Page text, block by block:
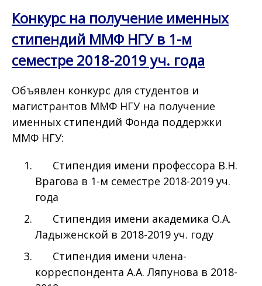
Конкурс на получение именных
стипендий ММФ НГУ в 1-м
семестре 2018-2019 уч. года
Объявлен конкурс для студентов и
магистрантов ММФ НГУ на получение
именных стипендий Фонда поддержки
ММФ НГУ:
Cтипендия имени профессора В.Н.
Врагова в 1-м семестре 2018-2019​​ уч.
года
Cтипендия имени академика О.А.
Ладыженской в 2018-2019​​ уч. году
Стипендия имени члена-
корреспондента А.А. Ляпунова в 2018-